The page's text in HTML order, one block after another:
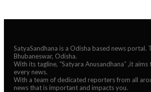
SatyaSandhana is a Odisha based news portal.
Bhubaneswar, Odisha.
With its tagline, “Satyara Anusandhana” ,it
every news.
With a team of dedicated reporters from all
news that is important and impacts you.